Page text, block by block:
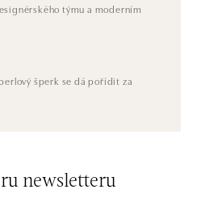
týmu a moderním
šperk se dá pořídit za
newsletteru